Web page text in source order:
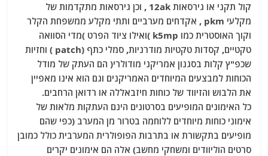
קול תקני או גירסאות 12ak , וכן גירסאות מתקדמות של
מקלעי pkm , אקדחים מערביים ותתי מקלע ממשפחת הקלר
וקוך האוסטרית כמו k5mp )ואילו ציוד הפרט )מדי הסוואה
טקטיים, קסדות טקטיות מודרניות, סמלי כתף (patch ) וחזיות
שכפ"ץ קלות בסגנון אמריקני מודולרי( הם העתק של מודל
הכוחות למבצעים המיוחדים האמריקנים וגם הוא אינו מאפיין
את הלבוש והזיווד של כוחות חיזבאללה או רדואן הרחבים.
כל האימונים המופיעים בסרטונים הינם העתקות מלאות של
אימוני כוחות מיוחדים ללוחמה בטרור מן המערב (כפי שהם
מופיעים בתקשורת או בתרבות הפופולרית המערבית כולל כמובן
סרטים הוליוודים ומשחקי מחשב) אלה הם אימונים יקרים